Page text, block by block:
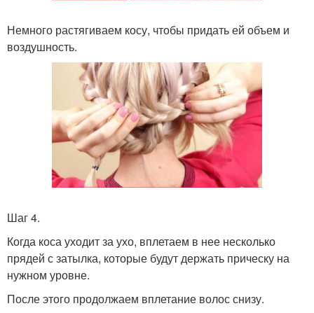
Немного растягиваем косу, чтобы придать ей объем и
воздушность.
Шаг 4.
Когда коса уходит за ухо, вплетаем в нее несколько
прядей с затылка, которые будут держать прическу на
нужном уровне.
После этого продолжаем вплетание волос снизу.